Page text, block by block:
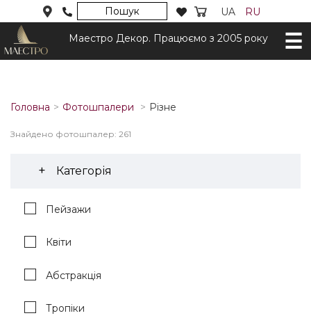
Пошук UA RU
Маестро Декор. Працюємо з 2005 року
Головна Фотошпалери Різне
Знайдено фотошпалер: 261
Категорія
Пейзажи
Квіти
Абстракція
Тропіки